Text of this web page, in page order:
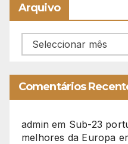
Arquivo
Arquivo
Comentários
admin em Sub-23
melhores da Europa